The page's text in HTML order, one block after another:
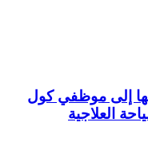
إلى موظفي كول
العلاجية